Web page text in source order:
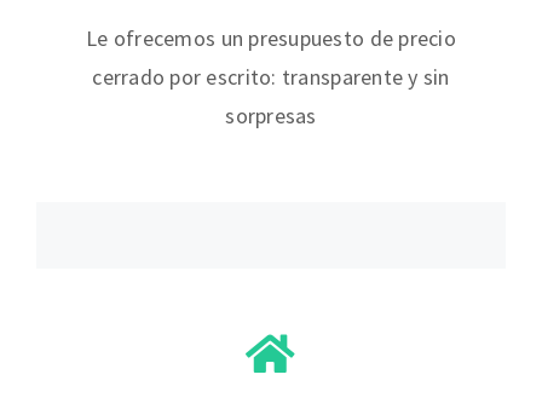
Le ofrecemos un presupuesto de precio
cerrado por escrito: transparente y sin
sorpresas